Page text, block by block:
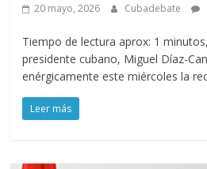
20 mayo, 2026 Cubadebate
Tiempo de lectura aprox: 1
presidente cubano, Miguel Díaz-
enérgicamente este miércoles la
Leer más